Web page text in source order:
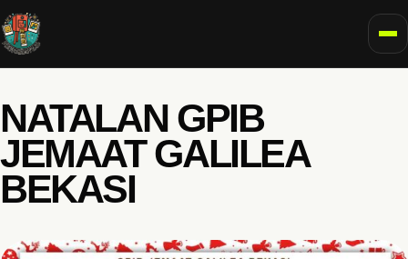
NATALAN GPIB
JEMAAT GALILEA
BEKASI